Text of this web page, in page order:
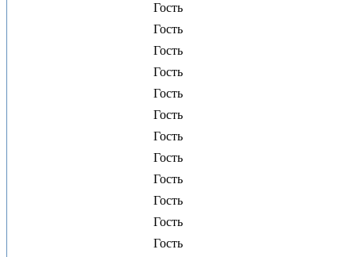
Гость
Гость
Гость
Гость
Гость
Гость
Гость
Гость
Гость
Гость
Гость
Гость